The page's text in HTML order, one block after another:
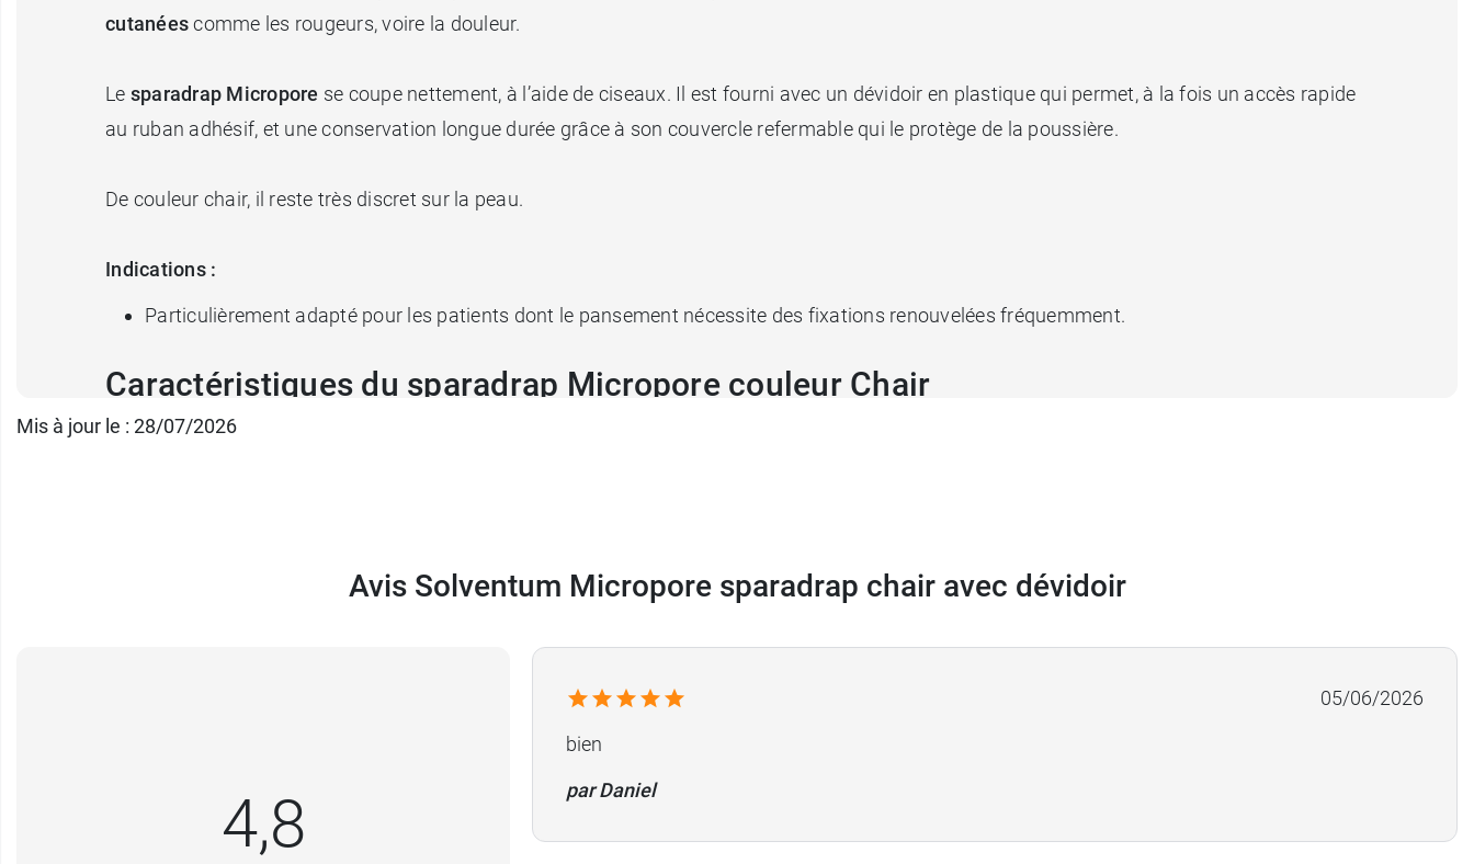
cutanéescomme les rougeurs, voire la douleur.
Le sparadrap Micropore se coupe nettement, à l’aide de ciseaux. Il est fourni avec un dévidoir en plastique qui permet, à la fois un accès rapide
au ruban adhésif, et une conservation longue durée grâce à son couvercle refermable qui le protège de la poussière.
De couleur chair, il reste très discret sur la peau.
Indications :
Particulièrement adapté pour les patients dont le pansement nécessite des fixations renouvelées fréquemment.
Caractéristiques du sparadrap Micropore couleur Chair
Dimensions : 25 mm x 5 m.
D'autres modèles de sparadraps sont disponibles, par exemple lesparadrap transparent Transpore.
Mis à jour le : 28/07/2026
Avis Solventum Micropore sparadrap chair avec dévidoir
4,8
05/06/2026
bien
par Daniel